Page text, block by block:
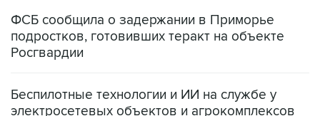
Росгвардии
Беспилотные технологии и ИИ на службе у
Социальная реклама, АНО «Национальные приоритеты».
ИНН 7725383515 Erid: F7NfYUJCUneVdwcydK6A